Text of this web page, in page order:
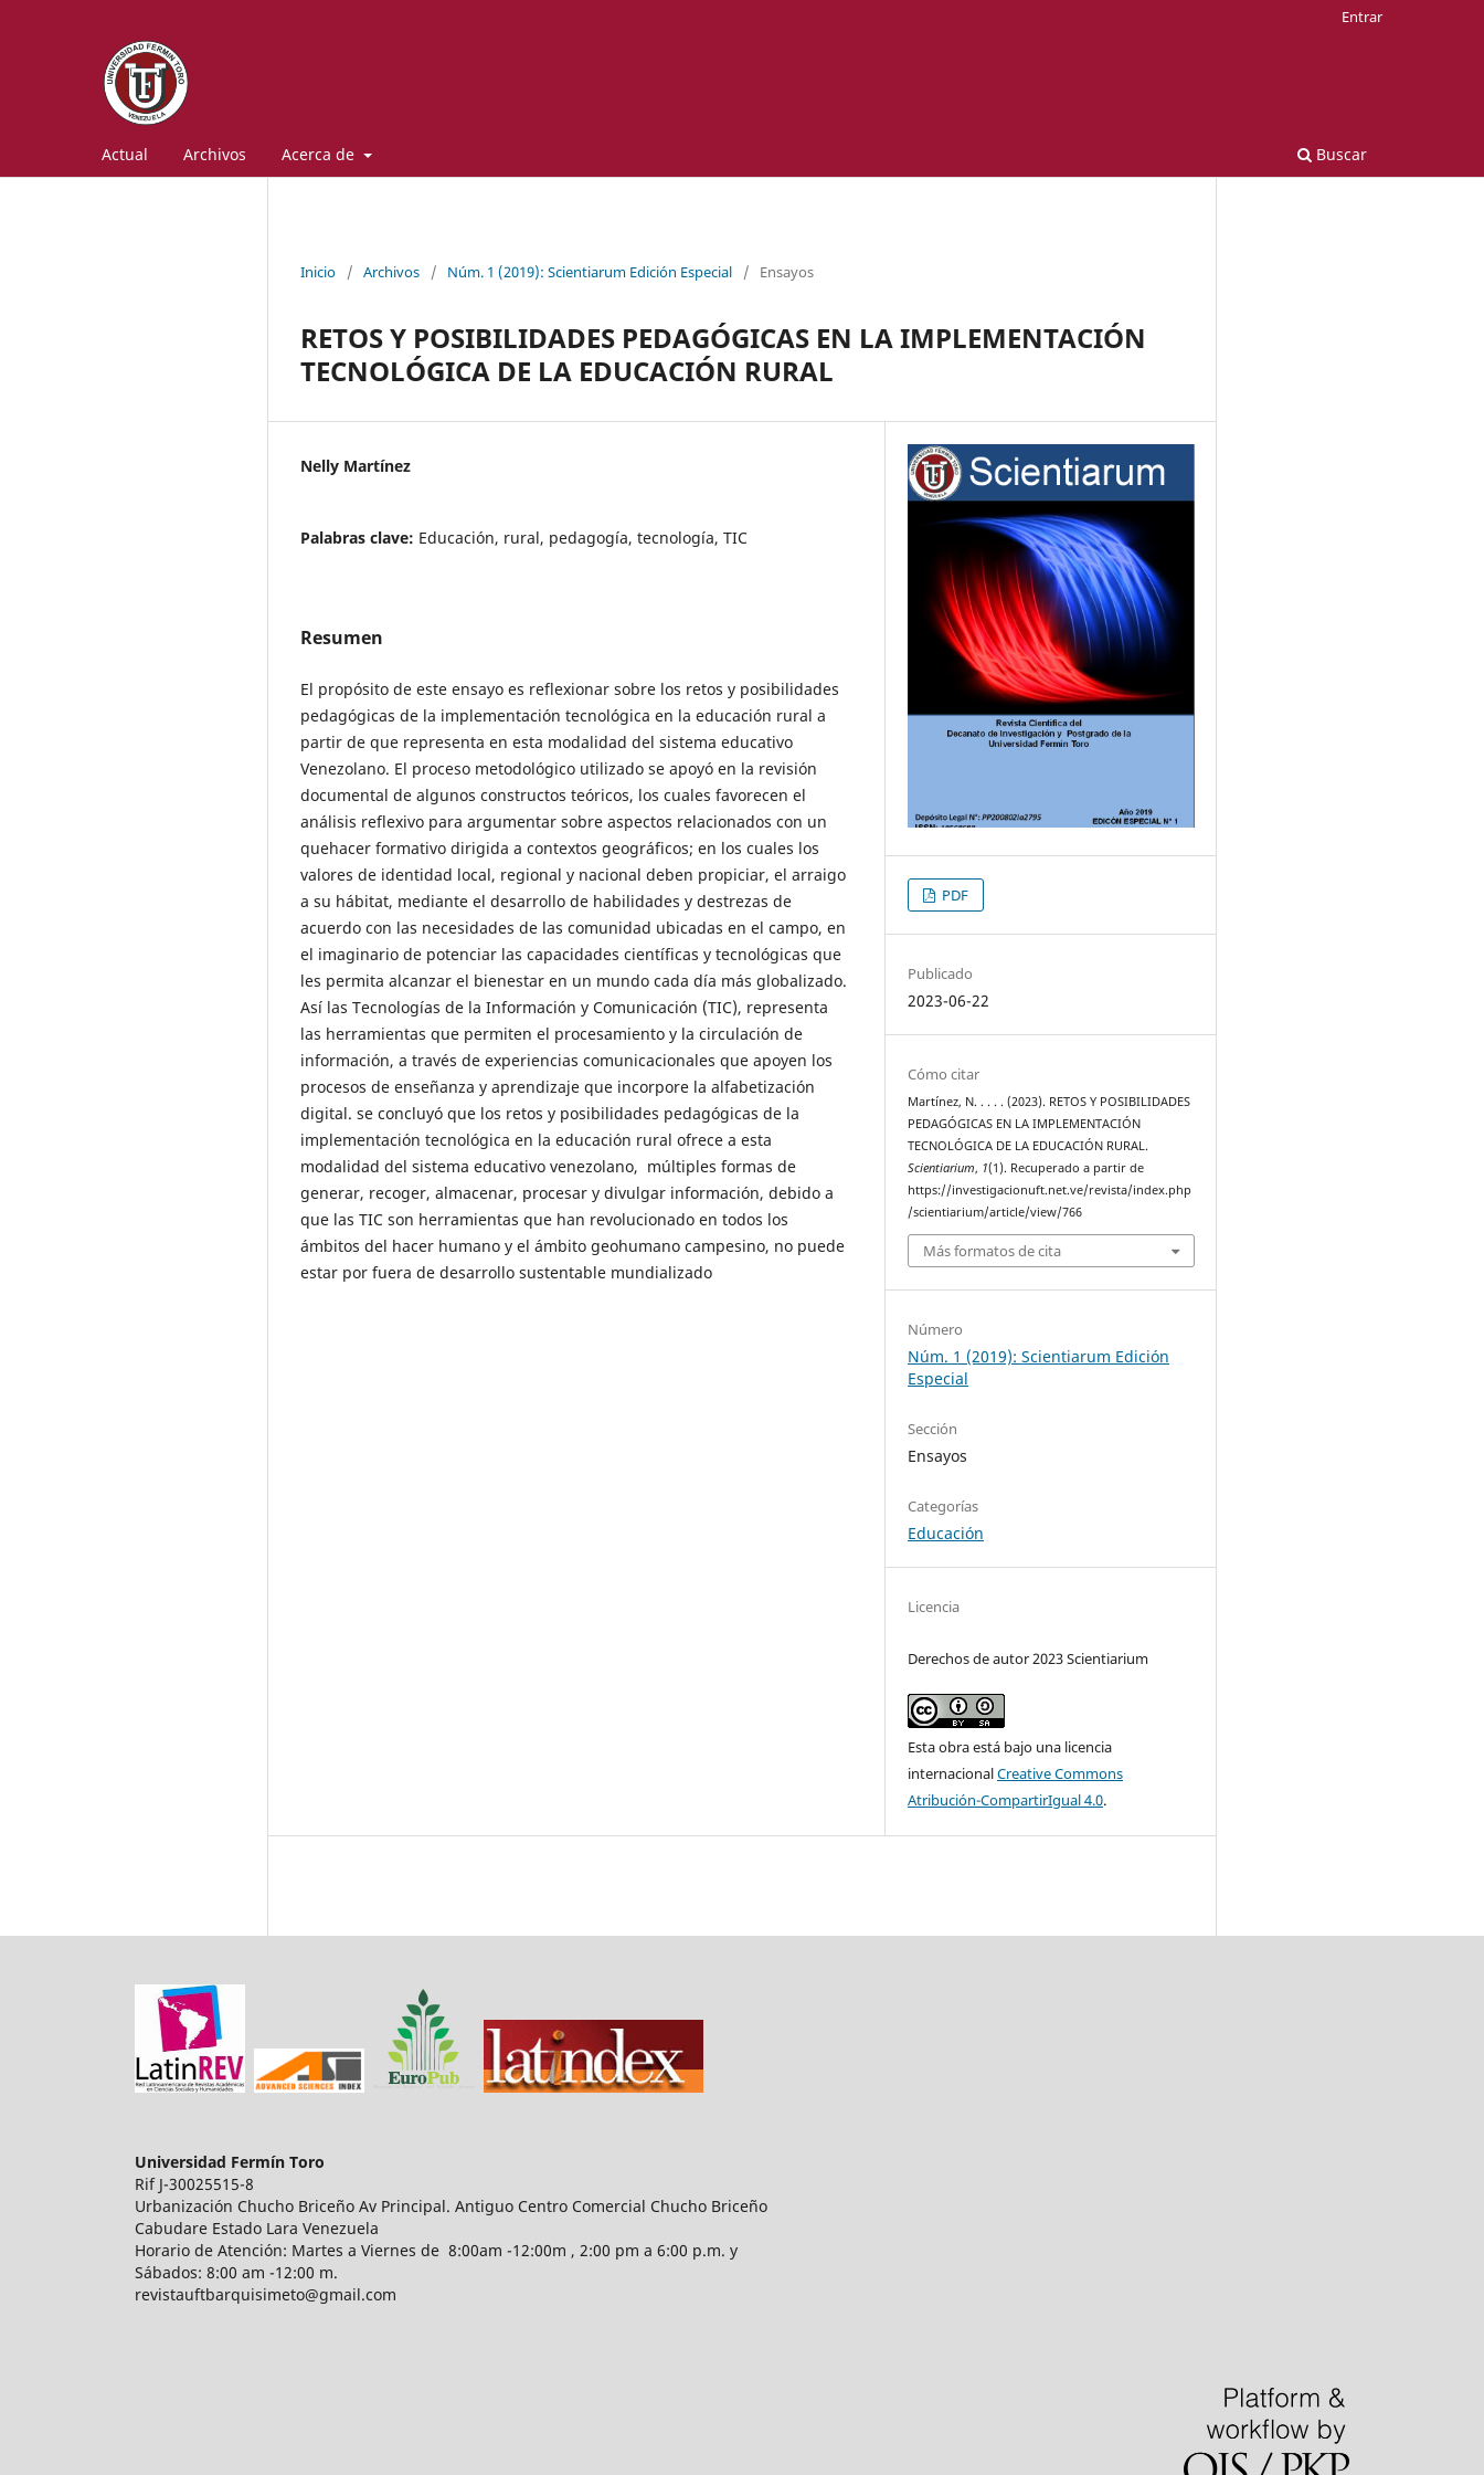
Actual Archivos Acerca de Buscar
Entrar
Inicio / Archivos / Núm. 1 (2019): Scientiarum Edición Especial / Ensayos
RETOS Y POSIBILIDADES PEDAGÓGICAS EN LA IMPLEMENTACIÓN
TECNOLÓGICA DE LA EDUCACIÓN RURAL
Nelly Martínez
Palabras clave: Educación, rural, pedagogía, tecnología, TIC
Resumen
El propósito de este ensayo es reflexionar sobre los retos y posibilidades
pedagógicas de la implementación tecnológica en la educación rural a
partir de que representa en esta modalidad del sistema educativo
Venezolano. El proceso metodológico utilizado se apoyó en la revisión
documental de algunos constructos teóricos, los cuales favorecen el
análisis reflexivo para argumentar sobre aspectos relacionados con un
quehacer formativo dirigida a contextos geográficos; en los cuales los
valores de identidad local, regional y nacional deben propiciar, el arraigo
a su hábitat, mediante el desarrollo de habilidades y destrezas de
acuerdo con las necesidades de las comunidad ubicadas en el campo, en
el imaginario de potenciar las capacidades científicas y tecnológicas que
les permita alcanzar el bienestar en un mundo cada día más globalizado.
Así las Tecnologías de la Información y Comunicación (TIC), representa
las herramientas que permiten el procesamiento y la circulación de
información, a través de experiencias comunicacionales que apoyen los
procesos de enseñanza y aprendizaje que incorpore la alfabetización
digital. se concluyó que los retos y posibilidades pedagógicas de la
implementación tecnológica en la educación rural ofrece a esta
modalidad del sistema educativo venezolano, múltiples formas de
generar, recoger, almacenar, procesar y divulgar información, debido a
que las TIC son herramientas que han revolucionado en todos los
ámbitos del hacer humano y el ámbito geohumano campesino, no puede
estar por fuera de desarrollo sustentable mundializado
PDF
Publicado
2023-06-22
Cómo citar
Martínez, N. . . . . (2023). RETOS Y POSIBILIDADES
PEDAGÓGICAS EN LA IMPLEMENTACIÓN
TECNOLÓGICA DE LA EDUCACIÓN RURAL.
Scientiarium, 1(1). Recuperado a partir de
https://investigacionuft.net.ve/revista/index.php
/scientiarium/article/view/766
Más formatos de cita
Número
Núm. 1 (2019): Scientiarum Edición
Especial
Sección
Ensayos
Categorías
Educación
Licencia
Derechos de autor 2023 Scientiarium
Esta obra está bajo una licencia
internacionalCreative Commons
Atribución-CompartirIgual 4.0.
Universidad Fermín Toro
Rif J-30025515-8
Urbanización Chucho Briceño Av Principal. Antiguo Centro Comercial Chucho Briceño
Cabudare Estado Lara Venezuela
Horario de Atención: Martes a Viernes de 8:00am -12:00m , 2:00 pm a 6:00 p.m. y
Sábados: 8:00 am -12:00 m.
revistauftbarquisimeto@gmail.com